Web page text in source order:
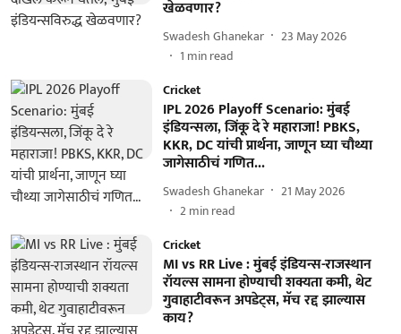
खेळवणार?
Swadesh Ghanekar
23 May 2026
1 min read
Cricket
IPL 2026 Playoff Scenario: मुंबई
इंडियन्सला, जिंकू दे रे महाराजा! PBKS,
KKR, DC यांची प्रार्थना, जाणून घ्या चौथ्या
जागेसाठीचं गणित...
Swadesh Ghanekar
21 May 2026
2min read
Cricket
MI vs RR Live : मुंबई इंडियन्स-राजस्थान
रॉयल्स सामना होण्याची शक्यता कमी, थेट
गुवाहाटीवरून अपडेट्स, मॅच रद्द झाल्यास
काय?